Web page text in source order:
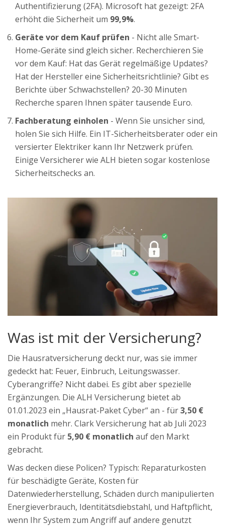
Authentifizierung (2FA). Microsoft hat gezeigt: 2FA
erhöht die Sicherheit um 99,9%.
Geräte vor dem Kauf prüfen - Nicht alle Smart-
Home-Geräte sind gleich sicher. Recherchieren Sie
vor dem Kauf: Hat das Gerät regelmäßige Updates?
Hat der Hersteller eine Sicherheitsrichtlinie? Gibt es
Berichte über Schwachstellen? 20-30 Minuten
Recherche sparen Ihnen später tausende Euro.
Fachberatung einholen - Wenn Sie unsicher sind,
holen Sie sich Hilfe. Ein IT-Sicherheitsberater oder ein
versierter Elektriker kann Ihr Netzwerk prüfen.
Einige Versicherer wie ALH bieten sogar kostenlose
Sicherheitschecks an.
Was ist mit der Versicherung?
Die Hausratversicherung deckt nur, was sie immer
gedeckt hat: Feuer, Einbruch, Leitungswasser.
Cyberangriffe? Nicht dabei. Es gibt aber spezielle
Ergänzungen. Die ALH Versicherung bietet ab
01.01.2023 ein „Hausrat-Paket Cyber“ an - für3,50 €
monatlich mehr. Clark Versicherung hat ab Juli 2023
ein Produkt für 5,90 € monatlich auf den Markt
gebracht.
Was decken diese Policen? Typisch: Reparaturkosten
für beschädigte Geräte, Kosten für
Datenwiederherstellung, Schäden durch manipulierten
Energieverbrauch, Identitätsdiebstahl, und Haftpflicht,
wenn Ihr System zum Angriff auf andere genutzt